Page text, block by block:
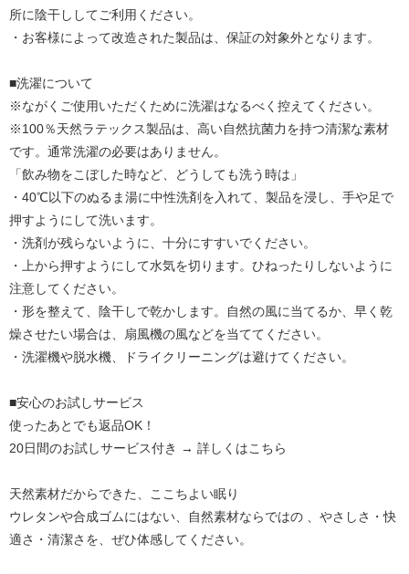
所に陰干ししてご利用ください。
・お客様によって改造された製品は、保証の対象外となります。
■洗濯について
※ながくご使用いただくために洗濯はなるべく控えてください。
※100％天然ラテックス製品は、高い自然抗菌力を持つ清潔な素材
です。通常洗濯の必要はありません。
「飲み物をこぼした時など、どうしても洗う時は」
・40℃以下のぬるま湯に中性洗剤を入れて、製品を浸し、手や足で
押すようにして洗います。
・洗剤が残らないように、十分にすすいでください。
・上から押すようにして水気を切ります。ひねったりしないように
注意してください。
・形を整えて、陰干しで乾かします。自然の風に当てるか、早く乾
燥させたい場合は、扇風機の風などを当ててください。
・洗濯機や脱水機、ドライクリーニングは避けてください。
■安心のお試しサービス
使ったあとでも返品OK！
20日間のお試しサービス付き → 詳しくはこちら
天然素材だからできた、ここちよい眠り
ウレタンや合成ゴムにはない、自然素材ならではの 、やさしさ・快
適さ・清潔さを、ぜひ体感してください。